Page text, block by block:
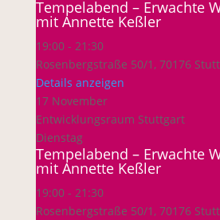
Tempelabend – Erwachte
mit Annette Keßler
19:00- 21:30
Rosenbergstraße 50/1, 70176
Details anzeigen
17 November
Entwicklungsraum Stuttgart
Dienstag
Tempelabend – Erwachte
mit Annette Keßler
19:00- 21:30
Rosenbergstraße 50/1, 70176